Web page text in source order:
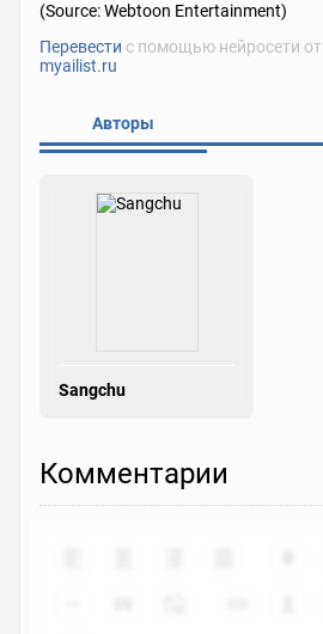
(Source: Webtoon Entertainment)
Перевести с помощью нейросети от
myailist.ru
Авторы
Sangchu
Комментарии